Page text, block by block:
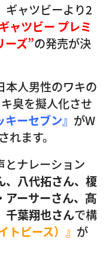
ャツビーより2
ャツビー プレミ
ーズ”の発売が決
本人男性のワキの
臭を擬人化させ
キーセブン』 がW
ます。
とナレーション
、八代拓さん、榎
アーサーさん、髙
千葉翔也さんで構
トピース）』 が